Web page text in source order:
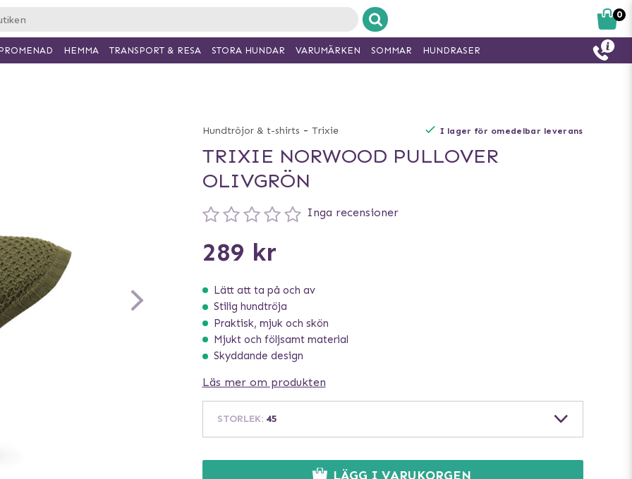
Hundtröjor & t-shirts - Trixie I lager för omedelbar leverans
TRIXIE NORWOOD PULLOVER
OLIVGRÖN
Inga recensioner
289 kr
Lätt att ta på och av
Stilig hundtröja
Praktisk, mjuk och skön
Mjukt och följsamt material
Skyddande design
Läs mer om produkten
STORLEK: 45
LÄGG I VARUKORGEN
0
HEMMA TRANSPORT & RESA STORA HUNDAR VARUMÄRKEN SOMMAR HUNDRASER